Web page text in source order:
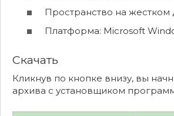
Пространство на жестком
Платформа: Microsoft
Скачать
Кликнув по кнопке внизу, вы
архива с установщиком